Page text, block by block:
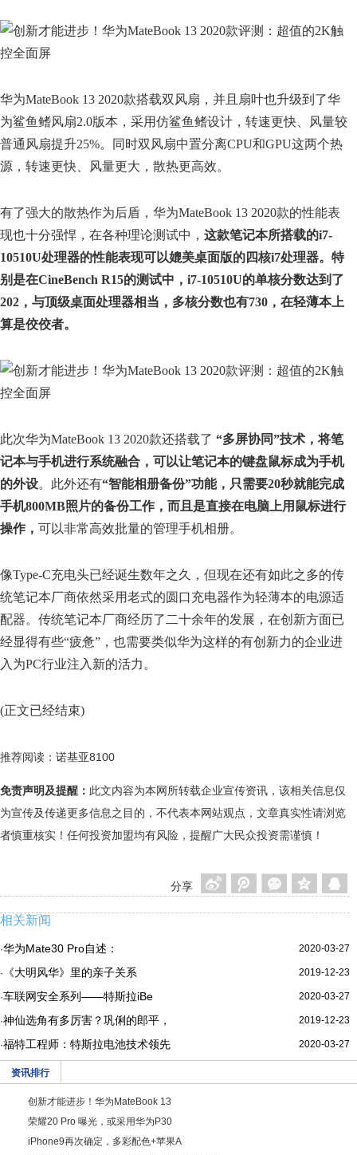
华为MateBook 13 2020款搭载双风扇，并且扇叶也升级到了华
为鲨鱼鳍风扇2.0版本，采用仿鲨鱼鳍设计，转速更快、风量较
普通风扇提升25%。同时双风扇中置分离CPU和GPU这两个热
源，转速更快、风量更大，散热更高效。
有了强大的散热作为后盾，华为MateBook 13 2020款的性能表
现也十分强悍，在各种理论测试中， 这款笔记本所搭载的i7-
10510U处理器的性能表现可以媲美桌面版的四核i7处理器。特
别是在CineBench R15的测试中，i7-10510U的单核分数达到了
202，与顶级桌面处理器相当，多核分数也有730，在轻薄本上
算是佼佼者。
此次华为MateBook 13 2020款还搭载了 “多屏协同”技术，将笔
记本与手机进行系统融合，可以让笔记本的键盘鼠标成为手机
的外设。此外还有“智能相册备份”功能，只需要20秒就能完成
手机800MB照片的备份工作，而且是直接在电脑上用鼠标进行
操作， 可以非常高效批量的管理手机相册。
像Type-C充电头已经诞生数年之久，但现在还有如此之多的传
统笔记本厂商依然采用老式的圆口充电器作为轻薄本的电源适
配器。传统笔记本厂商经历了二十余年的发展，在创新方面已
经显得有些“疲惫”，也需要类似华为这样的有创新力的企业进
入为PC行业注入新的活力。
(正文已经结束)
推荐阅读： 诺基亚8100
免责声明及提醒： 此文内容为本网所转载企业宣传资讯，该相关信息仅
为宣传及传递更多信息之目的，不代表本网站观点，文章真实性请浏览
者慎重核实！任何投资加盟均有风险，提醒广大民众投资需谨慎！
分享
相关新闻
2020-03-27
·华为Mate30 Pro自述：
2019-12-23
· 《大明风华》里的亲子关系
2020-03-27
·车联网安全系列——特斯拉iBe
2019-12-23
·神仙选角有多厉害？巩俐的郎平，
2020-03-27
·福特工程师：特斯拉电池技术领先
资讯排行
创新才能进步！华为MateBook 13
荣耀20 Pro 曝光，或采用华为P30
iPhone9再次确定，多彩配色+苹果A